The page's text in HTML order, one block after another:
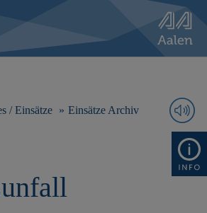
/ Einsätze
Einsätze Archiv